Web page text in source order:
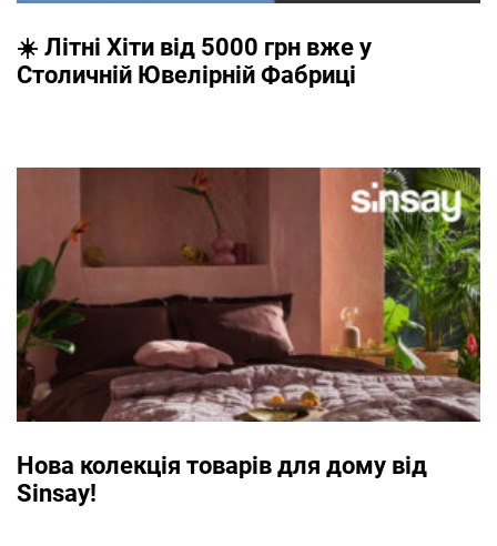
☀️ Літні Хіти від 5000 грн вже у
Столичній Ювелірній Фабриці
Нова колекція товарів для дому від
Sinsay!